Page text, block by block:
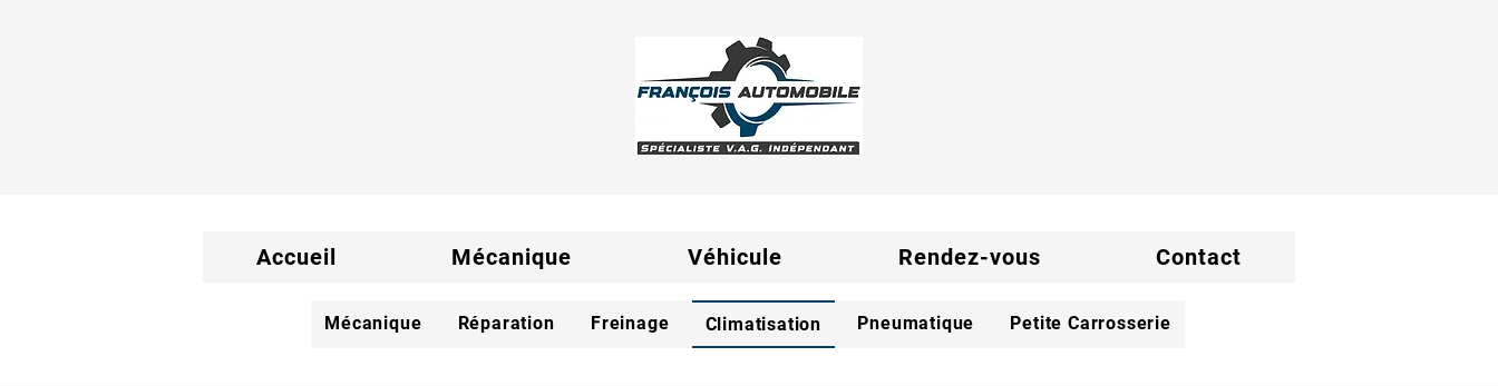
Accueil Mécanique Véhicule Rendez-vous Contact
Mécanique Réparation Freinage Climatisation Pneumatique Petite Carrosserie